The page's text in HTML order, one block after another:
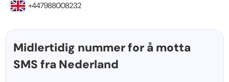
+447988008232
Midlertidig nummer for å motta
SMS fra Nederland